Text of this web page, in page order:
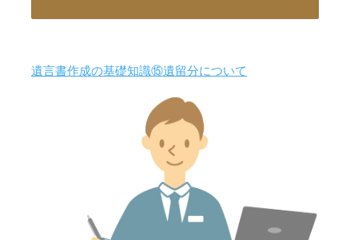
遺言書作成の基礎知識⑮遺留分について